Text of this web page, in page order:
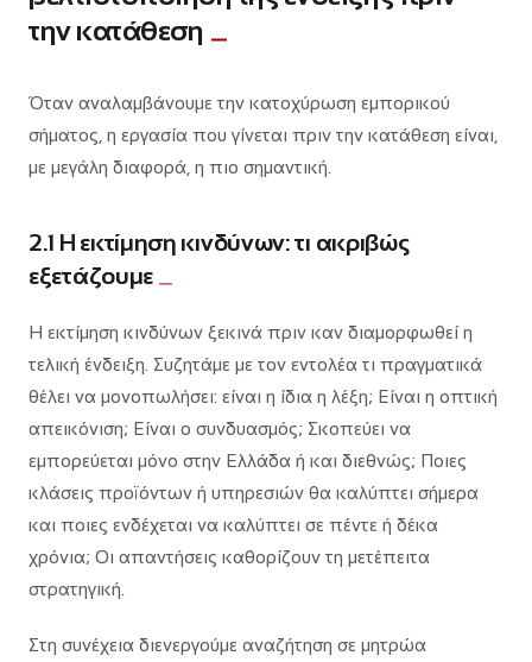
την κατάθεση
Όταν αναλαμβάνουμε την κατοχύρωση εμπορικού
σήματος, η εργασία που γίνεται πριν την κατάθεση είναι,
με μεγάλη διαφορά, η πιο σημαντική.
2.1 Η εκτίμηση κινδύνων: τι ακριβώς
εξετάζουμε
Η εκτίμηση κινδύνων ξεκινά πριν καν διαμορφωθεί η
τελική ένδειξη. Συζητάμε με τον εντολέα τι πραγματικά
θέλει να μονοπωλήσει: είναι η ίδια η λέξη; Είναι η οπτική
απεικόνιση; Είναι ο συνδυασμός; Σκοπεύει να
εμπορεύεται μόνο στην Ελλάδα ή και διεθνώς; Ποιες
κλάσεις προϊόντων ή υπηρεσιών θα καλύπτει σήμερα
και ποιες ενδέχεται να καλύπτει σε πέντε ή δέκα
χρόνια; Οι απαντήσεις καθορίζουν τη μετέπειτα
στρατηγική.
Στη συνέχεια διενεργούμε αναζήτηση σε μητρώα